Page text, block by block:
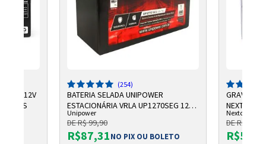
12V
(254)
BATERIA SELADA UNIPOWER
ESTACIONÁRIA VRLA UP1270SEG 12V
7AH F187
Unipower
DE R$ 99,90
R$87,31NO PIX OU BOLETO
NEXTTECH
Nextcall
DE R$